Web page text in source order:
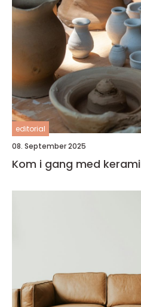
editorial
08. September 2025
Kom i gang med